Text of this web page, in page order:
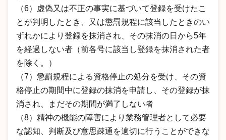
（6）虚偽又は不正の事実に基づいて登録を受けたこ
とが判明したとき、又は懲罰規程に該当したときのい
ずれかにより登録を抹消され、その抹消の日から5年
を経過しない者（前各号に該当し登録を抹消された者
を除く。）
（7）懲罰規程による資格停止の処分を受け、その資
格停止の期間中に登録の抹消を申請し、その登録が抹
消され、まだその期間が満了しない者
（8）精神の機能の障害により業務管理者として必要
な認知、判断及び意思疎通を適切に行うことができな